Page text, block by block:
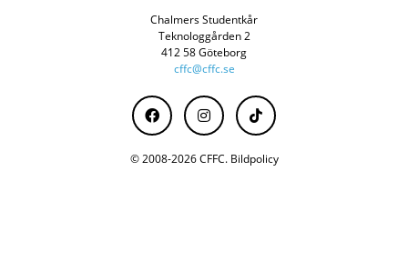
Chalmers Studentkår
Teknologgården 2
412 58 Göteborg
cffc@cffc.se
© 2008-2026 CFFC. Bildpolicy